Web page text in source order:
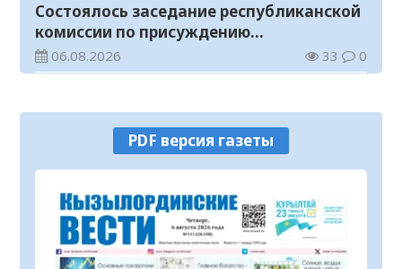
Состоялось заседание республиканской
комиссии по присуждению
образовательных грантов
06.08.2026 33 0
продолжаются реставрационные
06.08.2026
Прогноз погоды на 6 августа
06.08.2026
В Казахстане создается новая система
защиты средств ОСМС от
PDF версия газеты